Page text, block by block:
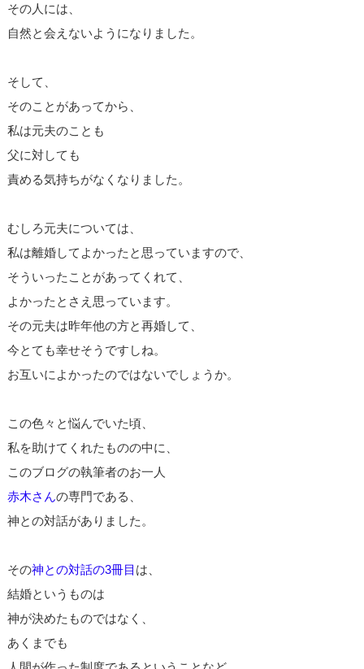
その人には、
自然と会えないようになりました。
そして、
そのことがあってから、
私は元夫のことも
父に対しても
責める気持ちがなくなりました。
むしろ元夫については、
私は離婚してよかったと思っていますので、
そういったことがあってくれて、
よかったとさえ思っています。
その元夫は昨年他の方と再婚して、
今とても幸せそうですしね。
お互いによかったのではないでしょうか。
この色々と悩んでいた頃、
私を助けてくれたものの中に、
このブログの執筆者のお一人
赤木さんの専門である、
神との対話がありました。
その神との対話の3冊目 は、
結婚というものは
神が決めたものではなく、
あくまでも